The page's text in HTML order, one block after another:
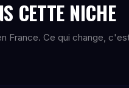
CETTE NICHE
France. Ce qui change,